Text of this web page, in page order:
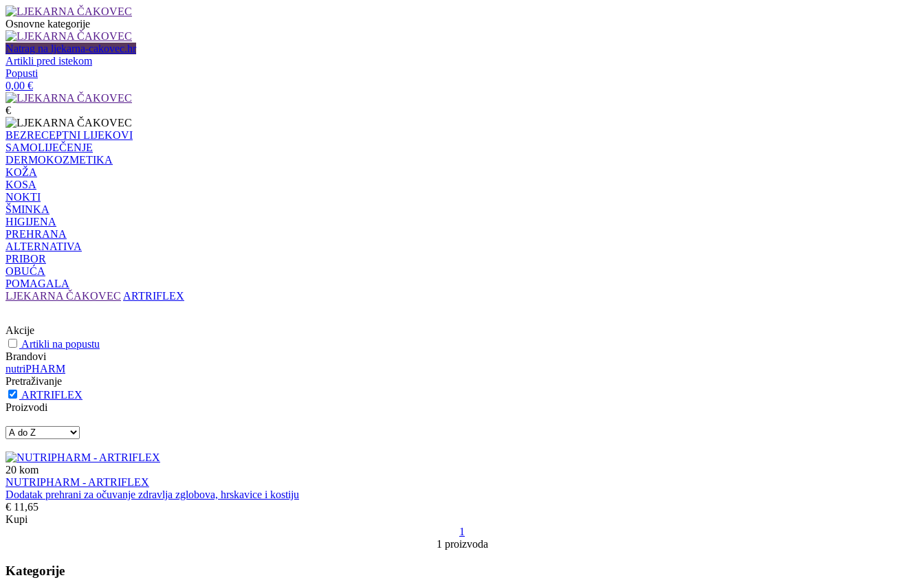
Osnovne kategorije
Natrag na ljekarna-cakovec.hr
Artikli pred istekom
Popusti
0,00 €
€
BEZRECEPTNI LIJEKOVI
SAMOLIJEČENJE
DERMOKOZMETIKA
KOŽA
KOSA
NOKTI
ŠMINKA
HIGIJENA
PREHRANA
ALTERNATIVA
PRIBOR
OBUĆA
POMAGALA
LJEKARNA ČAKOVEC ARTRIFLEX
Akcije
Artikli na popustu
Brandovi
nutriPHARM
Pretraživanje
ARTRIFLEX
Proizvodi
20 kom
NUTRIPHARM - ARTRIFLEX
Dodatak prehrani za očuvanje zdravlja zglobova, hrskavice i kostiju
€ 11,65
Kupi
1
1 proizvoda
Kategorije